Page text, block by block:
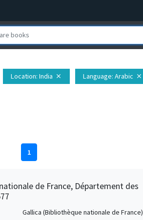
Location: India close Language: Arabic close
1
de France, Département des
Gallica (Bibliothèque nationale de France)